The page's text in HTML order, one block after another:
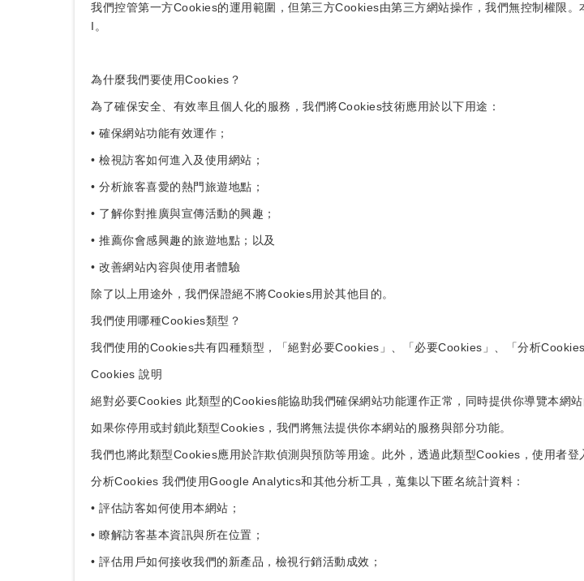
我們控管第一方Cookies的運用範圍，但第三方Cookies由第三方網站操作，我們無控制權限
I。
為什麼我們要使用Cookies？
為了確保安全、有效率且個人化的服務，我們將Cookies技術應用於以下用途：
• 確保網站功能有效運作；
• 檢視訪客如何進入及使用網站；
• 分析旅客喜愛的熱門旅遊地點；
• 了解你對推廣與宣傳活動的興趣；
• 推薦你會感興趣的旅遊地點；以及
• 改善網站內容與使用者體驗
除了以上用途外，我們保證絕不將Cookies用於其他目的。
我們使用哪種Cookies類型？
我們使用的Cookies共有四種類型，「絕對必要Cookies」、「必要Cookies」、「分析
Cookies 說明
絕對必要Cookies 此類型的Cookies能協助我們確保網站功能運作正常，同時提供你導覽本網站
如果你停用或封鎖此類型Cookies，我們將無法提供你本網站的服務與部分功能。
我們也將此類型Cookies應用於詐欺偵測與預防等用途。此外，透過此類型Cookies，使用者登
分析Cookies 我們使用Google Analytics和其他分析工具，蒐集以下匿名統計資料：
• 評估訪客如何使用本網站；
• 瞭解訪客基本資訊與所在位置；
• 評估用戶如何接收我們的新產品，檢視行銷活動成效；